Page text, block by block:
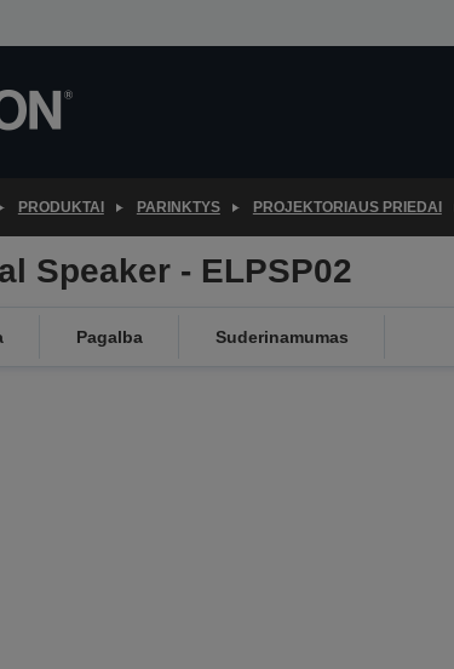
PRODUKTAI PARINKTYS PROJEKTORIAUS PRIEDAI
Speaker - ELPSP02
Pagalba Suderinamumas